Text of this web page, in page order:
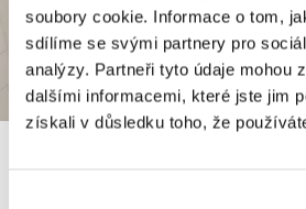
soubory cookie. Informace o tom,
sdílíme se svými partnery pro
analýzy. Partneři tyto údaje mohou
dalšími informacemi, které jste jim
získali v důsledku toho, že